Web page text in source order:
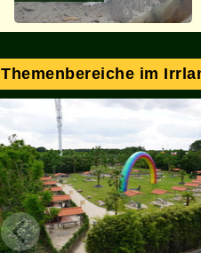
Themenbereiche im